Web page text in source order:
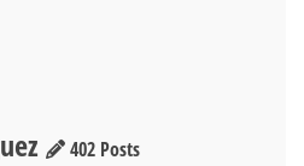
402 Posts